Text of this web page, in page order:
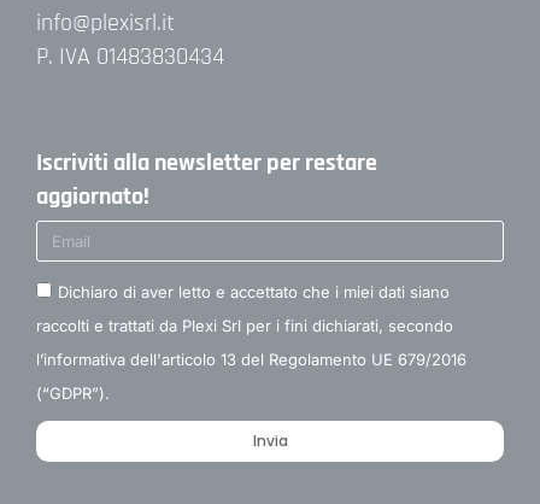
info@plexisrl.it
P. IVA 01483830434
Iscriviti alla newsletter per restare
aggiornato!
Dichiaro di aver letto e accettato che i miei dati siano
raccolti e trattati da Plexi Srl per i fini dichiarati, secondo
l’informativa dell'articolo 13 del Regolamento UE 679/2016
(“GDPR”).
Invia